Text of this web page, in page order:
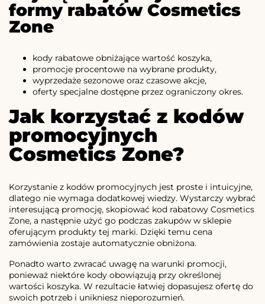
formy rabatów Cosmetics
Zone
kody rabatowe obniżające wartość koszyka,
promocje procentowe na wybrane produkty,
wyprzedaże sezonowe oraz czasowe akcje,
oferty specjalne dostępne przez ograniczony okres.
Jak korzystać z kodów
promocyjnych
Cosmetics Zone?
Korzystanie z kodów promocyjnych jest proste i intuicyjne,
dlatego nie wymaga dodatkowej wiedzy. Wystarczy wybrać
interesującą promocję, skopiować kod rabatowy Cosmetics
Zone, a następnie użyć go podczas zakupów w sklepie
oferującym produkty tej marki. Dzięki temu cena
zamówienia zostaje automatycznie obniżona.
Ponadto warto zwracać uwagę na warunki promocji,
ponieważ niektóre kody obowiązują przy określonej
wartości koszyka. W rezultacie łatwiej dopasujesz ofertę do
swoich potrzeb i unikniesz nieporozumień.